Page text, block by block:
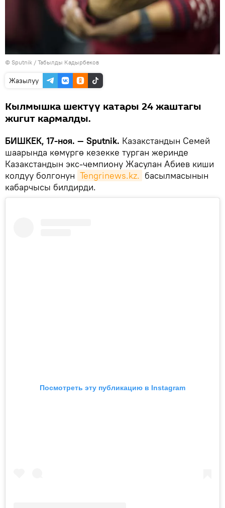
© Sputnik / Табылды Кадырбеков
Жазылуу
Кылмышка шектүү катары 24 жаштагы
жигит кармалды.
БИШКЕК, 17-ноя. — Sputnik. Казакстандын Семей
шаарында көмүргө кезекке турган жеринде
Казакстандын экс-чемпиону Жасулан Абиев киши
колдуу болгонун Tengrinews.kz. басылмасынын
кабарчысы билдирди.
Посмотреть эту публикацию в Instagram